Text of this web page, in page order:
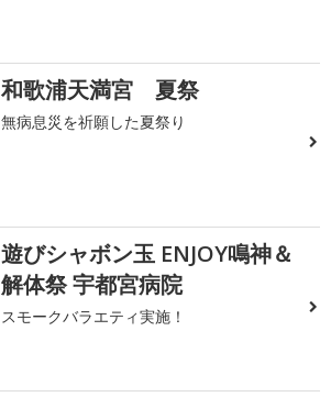
和歌浦天満宮 夏祭
無病息災を祈願した夏祭り
遊びシャボン玉 ENJOY鳴神＆
解体祭 宇都宮病院
スモークバラエティ実施！